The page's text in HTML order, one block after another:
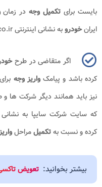
بایست برای تکمیل وجه در زمان
ایرانخودروبه نشانی اینترنتی esale.ikco.ir مراجعه کند.
اگر متقاضی در طرح
کرده باشد و پیامکواریز وجه
نیز باید همانند دیگر شرکت ها
کرده و نسبت بهتکمیلمراحل
بیشتر بخوانید: تعویض